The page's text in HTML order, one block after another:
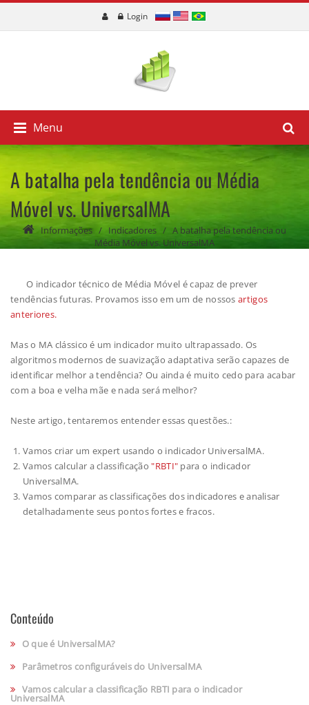
Login
Menu
A batalha pela tendência ou Média
Móvel vs. UniversalMA
Informações / Indicadores / A batalha pela tendência ou
Média Móvel vs. UniversalMA
O indicador técnico de Média Móvel é capaz de prever
tendências futuras. Provamos isso em um de nossos artigos
anteriores.
Mas o MA clássico é um indicador muito ultrapassado. Os
algoritmos modernos de suavização adaptativa serão capazes de
identificar melhor a tendência? Ou ainda é muito cedo para acabar
com a boa e velha mãe e nada será melhor?
Neste artigo, tentaremos entender essas questões.:
Vamos criar um expert usando o indicador UniversalMA.
Vamos calcular a classificação"RBTI" para o indicador
UniversalMA.
Vamos comparar as classificações dos indicadores e analisar
detalhadamente seus pontos fortes e fracos.
Conteúdo
O que é UniversalMA?
Parâmetros configuráveis do UniversalMA
Vamos calcular a classificação RBTI para o indicador
UniversalMA